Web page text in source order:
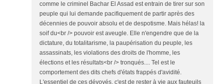
comme le criminel Bachar El Assad est entrain de tirer sur son
peuple qui lui demande pacifiquement de partir après des
décennies de pouvoir absolu et de despotisme. Mais hélas! la
soif du<br /> pouvoir est aveugle. Elle n'engendre que de la
dictature, du totalitarisme, la paupérisation du peuple, les
assassinats, les violations des droits de l'homme, les
élections et les résultats<br /> tronqués.... Tel est le
comportement des dits chefs d'états frappés d'avidité.
L'essentiel de ces dévoyés, c'est de rester à vie aux fauteuils